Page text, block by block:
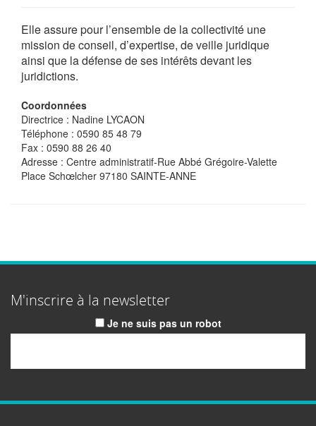
Elle assure pour l’ensemble de la collectivité une
mission de conseil, d’expertise, de veille juridique
ainsi que la défense de ses intérêts devant les
juridictions.
Coordonnées
Directrice : Nadine LYCAON
Téléphone : 0590 85 48 79
Fax : 0590 88 26 40
Adresse : Centre administratif-Rue Abbé Grégoire-Valette
Place Schœlcher 97180 SAINTE-ANNE
M'inscrire à la newsletter
Je ne suis pas un robot